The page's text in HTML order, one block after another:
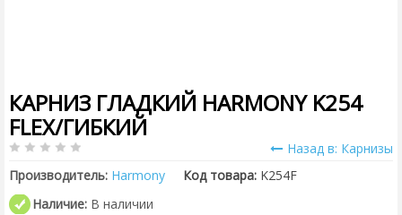
КАРНИЗ ГЛАДКИЙ HARMONY K254
FLEX/ГИБКИЙ
Назад в: Карнизы
Производитель: Harmony Код товара: K254F
Наличие: В наличии